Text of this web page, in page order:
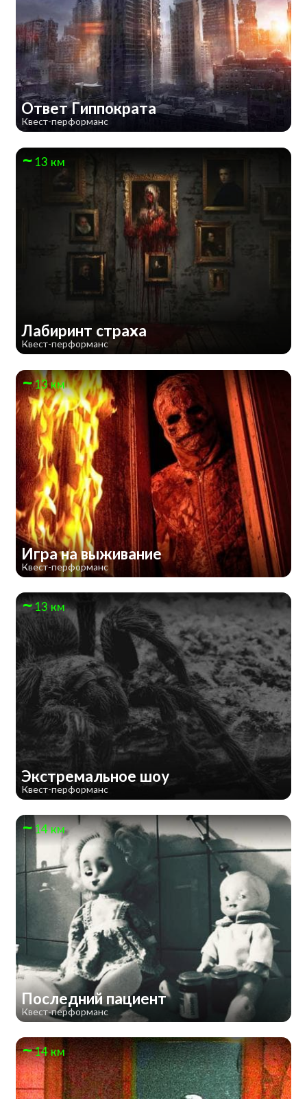
Ответ Гиппократа
Квест-перформанс
13 км
Лабиринт страха
Квест-перформанс
13 км
Игра на выживание
Квест-перформанс
13 км
Экстремальное шоу
Квест-перформанс
14 км
Последний пациент
Квест-перформанс
14 км